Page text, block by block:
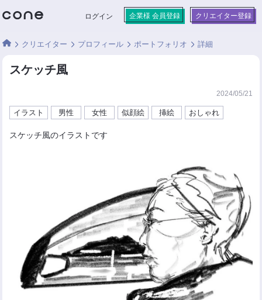
ログイン 企業様 会員登録 クリエイター登録
クリエイター プロフィール ポートフォリオ 詳細
スケッチ風
2024/05/21
イラスト 男性 女性 似顔絵 挿絵 おしゃれ
スケッチ風のイラストです